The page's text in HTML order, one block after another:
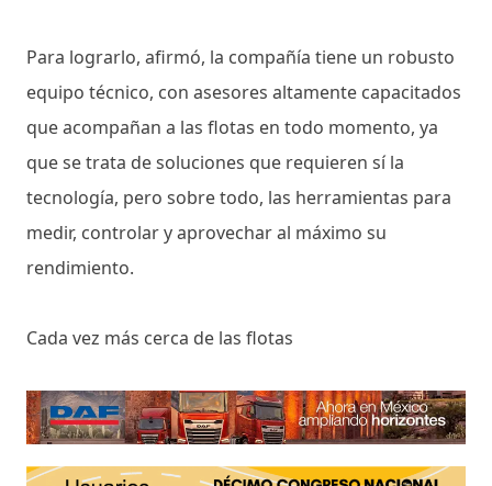
Para lograrlo, afirmó, la compañía tiene un robusto
equipo técnico, con asesores altamente capacitados
que acompañan a las flotas en todo momento, ya
que se trata de soluciones que requieren sí la
tecnología, pero sobre todo, las herramientas para
medir, controlar y aprovechar al máximo su
rendimiento.
Cada vez más cerca de las flotas